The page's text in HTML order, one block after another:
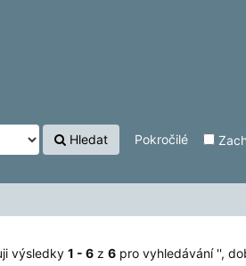
Hledat Pokročilé
výsledky 1 - 6 z 6 pro vyhledávání '',